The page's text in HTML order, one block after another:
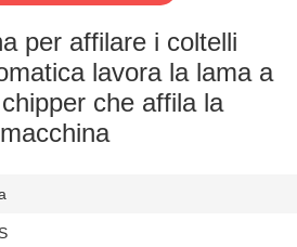
per affilare i coltelli
lavora la lama a
che affila la
macchina